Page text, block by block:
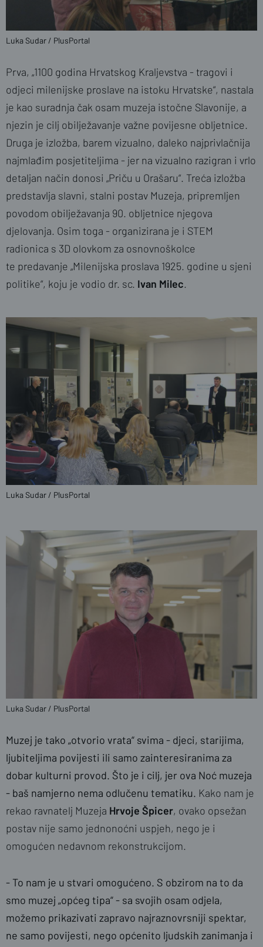
Luka Sudar / PlusPortal
Prva, „1100 godina Hrvatskog Kraljevstva - tragovi i
odjeci milenijske proslave na istoku Hrvatske“, nastala
je kao suradnja čak osam muzeja istočne Slavonije, a
njezin je cilj obilježavanje važne povijesne obljetnice.
Druga je izložba, barem vizualno, daleko najprivlačnija
najmlađim posjetiteljima - jer na vizualno razigran i vrlo
detaljan način donosi „Priču u Orašaru“. Treća izložba
predstavlja slavni, stalni postav Muzeja, pripremljen
povodom obilježavanja 90. obljetnice njegova
djelovanja. Osim toga - organizirana je i STEM
radionica s 3D olovkom za osnovnoškolce
te predavanje „Milenijska proslava 1925. godine u sjeni
politike“, koju je vodio dr. sc. Ivan Milec.
Luka Sudar / PlusPortal
Luka Sudar / PlusPortal
Muzej je tako „otvorio vrata“ svima - djeci, starijima,
ljubiteljima povijesti ili samo zainteresiranima za
dobar kulturni provod. Što je i cilj, jer ova Noć muzeja
- baš namjerno nema odlučenu tematiku. Kako nam je
rekao ravnatelj Muzeja Hrvoje Špicer, ovako opsežan
postav nije samo jednonoćni uspjeh, nego je i
omogućen nedavnom rekonstrukcijom.
- To nam je u stvari omogućeno. S obzirom na to da
smo muzej „općeg tipa“ - sa svojih osam odjela,
možemo prikazivati zapravo najraznovrsniji spektar,
ne samo povijesti, nego općenito ljudskih zanimanja i